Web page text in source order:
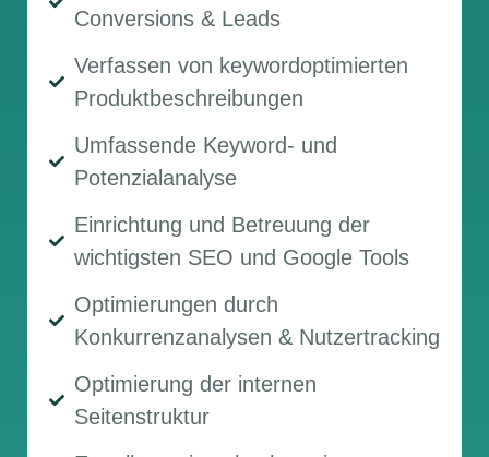
Conversions & Leads
Verfassen von keywordoptimierten
Produktbeschreibungen
Umfassende Keyword- und
Potenzialanalyse
Einrichtung und Betreuung der
wichtigsten SEO und Google Tools
Optimierungen durch
Konkurrenzanalysen & Nutzertracking
Optimierung der internen
Seitenstruktur